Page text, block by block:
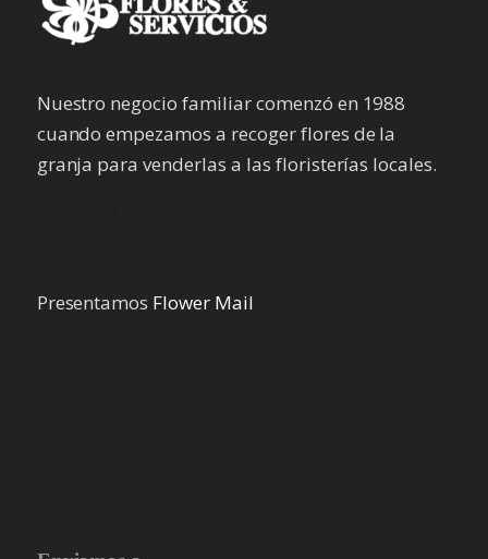
Nuestro negocio familiar comenzó en 1988
cuando empezamos a recoger flores de la
granja para venderlas a las floristerías locales.
Presentamos Flower Mail